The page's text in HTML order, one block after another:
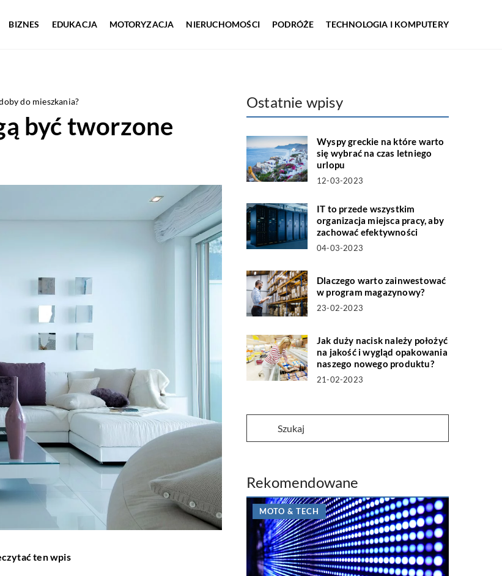
BIZNES EDUKACJA MOTORYZACJA NIERUCHOMOŚCI PODRÓŻE TECHNOLOGIA I KOMPUTERY
do mieszkania?
być tworzone
ten wpis
Ostatnie wpisy
Wyspy greckie na które warto
się wybrać na czas letniego
urlopu
12-03-2023
IT to przede wszystkim
organizacja miejsca pracy, aby
zachować efektywności
04-03-2023
Dlaczego warto zainwestować
w program magazynowy?
23-02-2023
Jak duży nacisk należy położyć
na jakość i wygląd opakowania
naszego nowego produktu?
21-02-2023
Rekomendowane
MOTO & TECH